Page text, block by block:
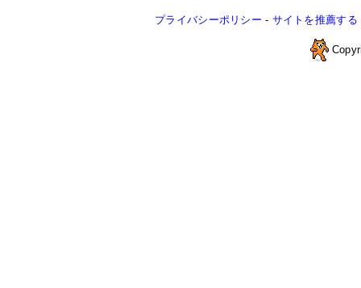
プライバシーポリシー - サイトを推薦する